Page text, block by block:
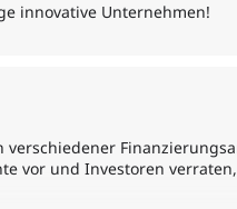
innovative Unternehmen!
vor und Investoren